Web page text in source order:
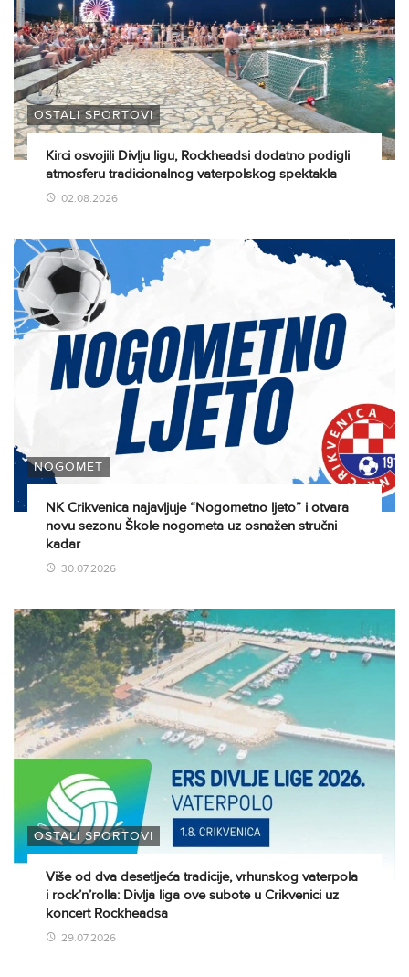
OSTALI SPORTOVI
Kirci osvojili Divlju ligu, Rockheadsi dodatno podigli
atmosferu tradicionalnog vaterpolskog spektakla
02.08.2026
NOGOMET
NK Crikvenica najavljuje “Nogometno ljeto” i otvara
novu sezonu Škole nogometa uz osnažen stručni
kadar
30.07.2026
OSTALI SPORTOVI
Više od dva desetljeća tradicije, vrhunskog vaterpola
i rock’n’rolla: Divlja liga ove subote u Crikvenici uz
koncert Rockheadsa
29.07.2026